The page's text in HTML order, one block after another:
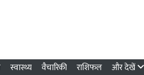
स्वास्थ्य वैचारिकी राशिफल और देखें